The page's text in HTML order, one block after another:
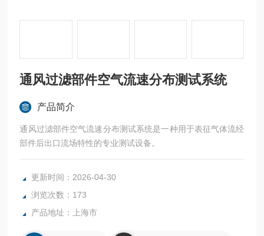
通风过滤部件空气流速分布测试系统
产品简介
通风过滤部件空气流速分布测试系统是一种用于表征气体流经
部件后出口流场特性的专业测试设备。
更新时间：2026-04-30
浏览次数：173
产品地址：上海市